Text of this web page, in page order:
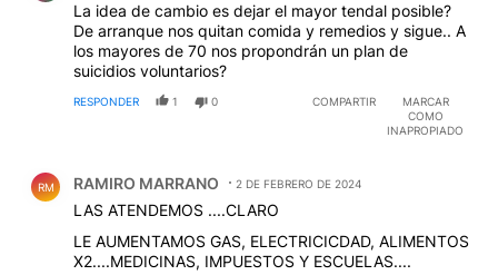
La idea de cambio es dejar el mayor tendal posible?
De arranque nos quitan comida y remedios y sigue.. A
los mayores de 70 nos propondrán un plan de
suicidios voluntarios?
RESPONDER 1 0 COMPARTIR
MARCAR
COMO
INAPROPIADO
RM RAMIRO MARRANO 2 DE FEBRERO DE 2024
LAS ATENDEMOS ....CLARO
LE AUMENTAMOS GAS, ELECTRICICDAD, ALIMENTOS
X2....MEDICINAS, IMPUESTOS Y ESCUELAS....